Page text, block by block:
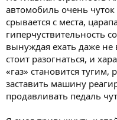
автомобиль очень
срывается с места,
гиперчуствительность
вынуждая ехать даже
стоит разогнаться, и
«газ» становится
заставить машину
продавливать педаль